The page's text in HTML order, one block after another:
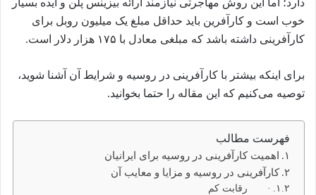
دارد؛ اما این روش مهاجرتی نیازمند ارائه بیزینس پلن و ایده بسیار
خوب است و کارآفرین باید حداقل مبلغ یک میلیون روبل برای
کارآفرینی داشته باشد که مبلغی معادل با ۱۷۵ هزار دلار است.
برای اینکه بیشتر با کارآفرینی در روسیه و شرایط آن آشنا شوید،
توصیه می‌کنیم که این مقاله را حتما بخوانید.
فهرست مطالب
اهمیت کارآفرینی در روسیه برای ایرانیان
کارآفرینی در روسیه و مزایا و معایب آن
· رقابت کم